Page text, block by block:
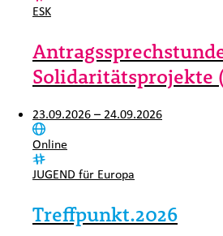
Kategorie:
ESK
Solidaritätsprojekte
23.09.2026 – 24.09.2026
Ort:
Online
Kategorie:
JUGEND für Europa
Treffpunkt.2026